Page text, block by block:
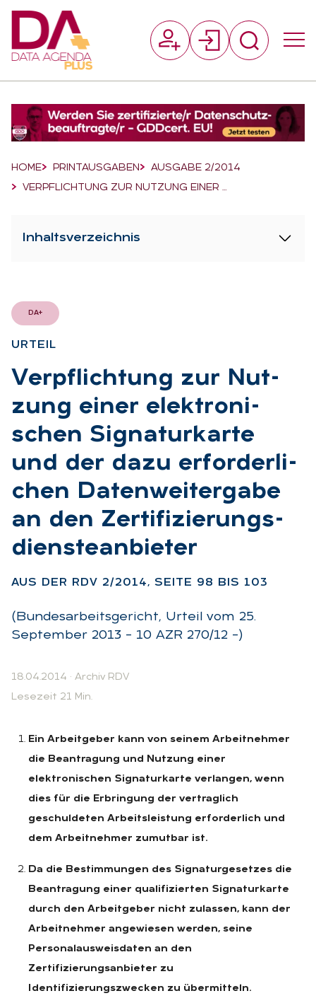
Breadcrumb-Navigation
HOME PRINTAUSGABEN
AUSGABE 2/2014
VERPFLICHTUNG ZUR NUTZUNG EINER …
Inhaltsverzeichnis
DA+
UR­TEIL
:
Ver­pflich­tung zur Nut­
zung ei­ner elek­tro­ni­
schen Si­gna­tur­kar­te
und der dazu er­for­der­li­
chen Da­ten­wei­ter­ga­be
an den Zer­ti­fi­zie­rungs­
diens­te­an­bie­ter
AUS DER RDV 2/2014, SEI­TE 98 BIS 103
(Bundesarbeitsgericht, Urteil vom 25.
September 2013 – 10 AZR 270/12 –)
18.04.2014 · Archiv RDV
Lesezeit 21 Min.
Ein Arbeitgeber kann von seinem Arbeitnehmer
die Beantragung und Nutzung einer
elektronischen Signaturkarte verlangen, wenn
dies für die Erbringung der vertraglich
geschuldeten Arbeitsleistung erforderlich und
dem Arbeitnehmer zumutbar ist.
Da die Bestimmungen des Signaturgesetzes die
Beantragung einer qualifizierten Signaturkarte
durch den Arbeitgeber nicht zulassen, kann der
Arbeitnehmer angewiesen werden, seine
Personalausweisdaten an den
Zertifizierungsanbieter zu
Identifizierungszwecken zu übermitteln.